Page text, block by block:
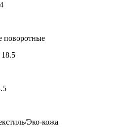
поворотные
Эко-кожа